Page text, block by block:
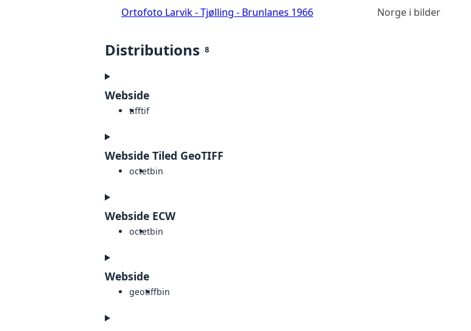
Ortofoto Larvik - Tjølling - Brunlanes 1966 Norge i bilder
Distributions 8
Webside
tifftif
Webside Tiled GeoTIFF
octetbin
Webside ECW
octetbin
Webside
geotiffbin